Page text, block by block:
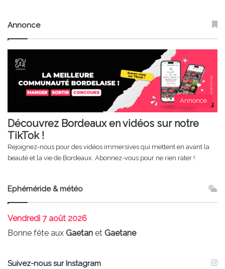
Annonce
Annonce
Découvrez Bordeaux en vidéos sur notre
TikTok !
Rejoignez-nous pour des vidéos immersives qui mettent en avant la
beauté et la vie de Bordeaux. Abonnez-vous pour ne rien rater !
Ephéméride & météo
Vendredi 7 août 2026
Bonne fête aux Gaetan et Gaetane
Suivez-nous sur Instagram